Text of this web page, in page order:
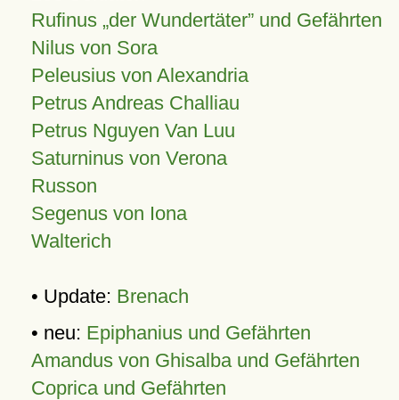
Rufinus „der Wundertäter” und Gefährten
Nilus von Sora
Peleusius von Alexandria
Petrus Andreas Challiau
Petrus Nguyen Van Luu
Saturninus von Verona
Russon
Segenus von Iona
Walterich
• Update: Brenach
• neu: Epiphanius und Gefährten
Amandus von Ghisalba und Gefährten
Coprica und Gefährten